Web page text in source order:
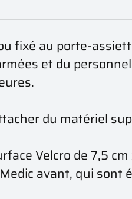
fixé au porte-
et du
du matériel
Velcro de 7,5
avant, qui sont